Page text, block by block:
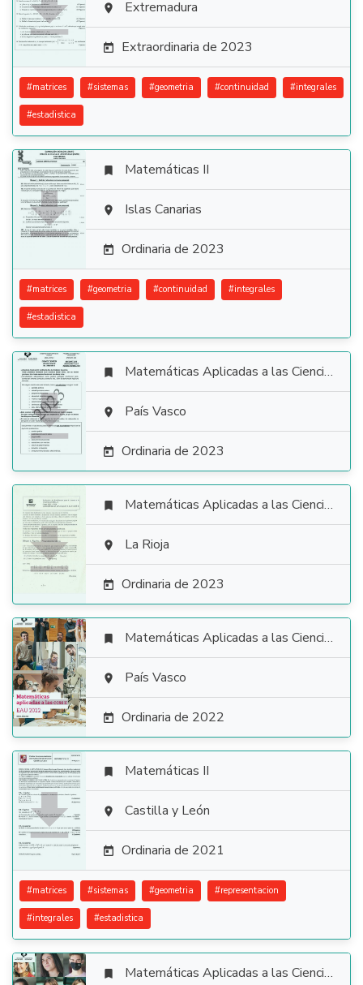
  Extremadura
 Extraordinaria de 2023
#matrices #sistemas #geometria #continuidad #integrales
#estadistica

 Matemáticas II
 Islas Canarias
 Ordinaria de 2023
#matrices #geometria #continuidad #integrales
#estadistica

 Matemáticas Aplicadas a las Ciencias Sociales
 País Vasco
 Ordinaria de 2023

 Matemáticas Aplicadas a las Ciencias Sociales
 La Rioja
 Ordinaria de 2023

 Matemáticas Aplicadas a las Ciencias Sociales
 País Vasco
 Ordinaria de 2022

 Matemáticas II
 Castilla y León
 Ordinaria de 2021
#matrices #sistemas #geometria #representacion
#integrales #estadistica
 Matemáticas Aplicadas a las Ciencias Sociales